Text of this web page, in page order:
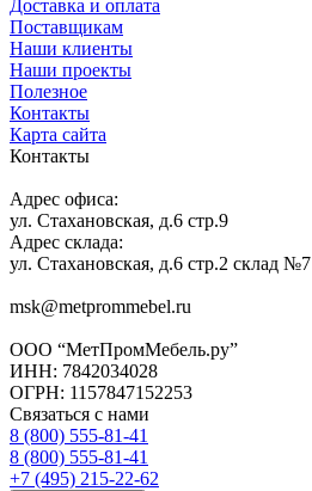
Доставка и оплата
Поставщикам
Наши клиенты
Наши проекты
Полезное
Контакты
Карта сайта
Контакты
Адрес офиса:
ул. Стахановская, д.6 стр.9
Адрес склада:
ул. Стахановская, д.6 стр.2 склад №7
msk@metprommebel.ru
ООО “МетПромМебель.ру”
ИНН: 7842034028
ОГРН: 1157847152253
Связаться с нами
8 (800) 555-81-41
8 (800) 555-81-41
+7 (495) 215-22-62